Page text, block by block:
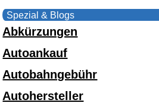
Spezial & Blogs
Abkürzungen
Autoankauf
Autobahngebühr
Autohersteller